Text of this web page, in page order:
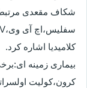
شکاف مقعدی
کلامیدیا اشاره کرد.
بیماری زمینه
کرون،کولیت